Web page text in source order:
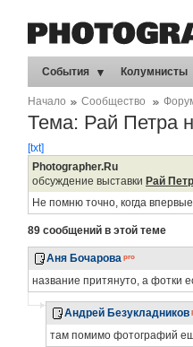
События Колумнисты
Начало Сообщество
Тема: Рай Петра
[txt]
Photographer.Ru
обсуждение выставки Рай
Не помню точно, когда
89 сообщений в этой теме
Аня Бочарова
название притянуто, а фотки
Андрей Безукладников
там помимо фотографий